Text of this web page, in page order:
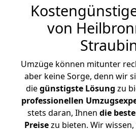
von
Umzüge können mitunter
aber keine Sorge, denn wir
diegünstigste Lösung zu
professionellen
stets daran, Ihnen die
Preisezu bieten. Wir